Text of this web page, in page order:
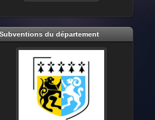
du département